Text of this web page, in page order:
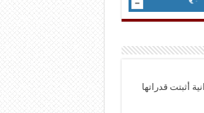
أثبتت قدراتها